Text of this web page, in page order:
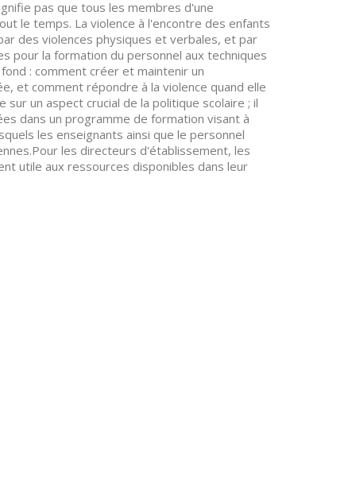
pas que tous les membres d'une
le temps. La violence à l'encontre des enfants
des violences physiques et verbales, et par
pour la formation du personnel aux techniques
: comment créer et maintenir un
et comment répondre à la violence quand elle
un aspect crucial de la politique scolaire ; il
dans un programme de formation visant à
les enseignants ainsi que le personnel
les directeurs d'établissement, les
utile aux ressources disponibles dans leur